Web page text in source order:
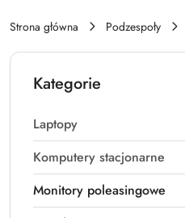
Strona główna Podzespoły
Kategorie
Laptopy
Komputery stacjonarne
Monitory poleasingowe